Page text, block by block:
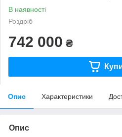
В наявності
Роздріб
742 000 ₴
Опис Характеристики
Опис